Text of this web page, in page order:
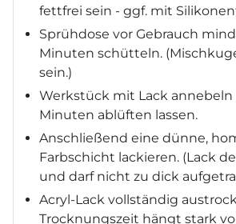
fettfrei sein - ggf. mit
Sprühdose vor Gebrauch
Minuten schütteln.
sein.)
Werkstück mit Lack annebeln
Minuten ablüften lassen.
Anschließend eine dünne,
Farbschicht lackieren. (Lack
und darf nicht zu dick
Acryl-Lack vollständig
Trocknungszeit hängt stark